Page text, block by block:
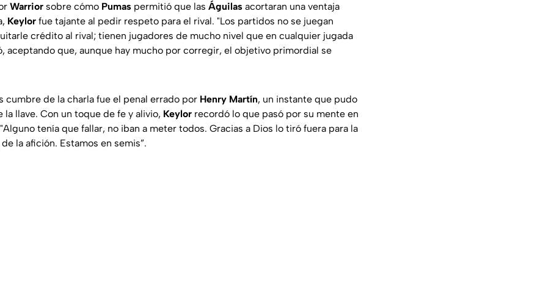
Warrior sobre cómo Pumas permitió que las Águilas acortaran una ventaja
Keylor fue tajante al pedir respeto para el rival. "Los partidos no se juegan
crédito al rival; tienen jugadores de mucho nivel que en cualquier jugada
aceptando que, aunque hay mucho por corregir, el objetivo primordial se
cumbre de la charla fue el penal errado por Henry Martín, un instante que pudo
llave. Con un toque de fe y alivio, Keylor recordó lo que pasó por su mente en
tenía que fallar, no iban a meter todos. Gracias a Dios lo tiró fuera para la
la afición. Estamos en semis”.